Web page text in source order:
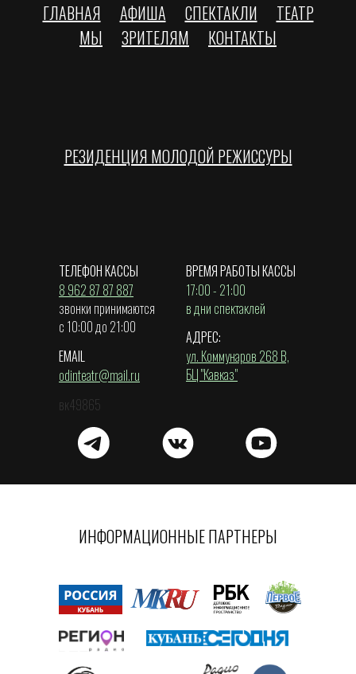
ГЛАВНАЯ АФИША СПЕКТАКЛИ
ТЕАТР
МЫ
ЗРИТЕЛЯМ КОНТАКТЫ
РЕЗИДЕНЦИЯ МОЛОДОЙ РЕЖИССУРЫ
8 962 87 87 887
звонки принимаются
с 10:00 до 21:00
17:00 - 21:00
в дни спектаклей
odinteatr@mail.ru
вк49865
ул. Коммунаров 268 В,
БЦ "Кавказ"
ТЕЛЕФОН КАССЫ ВРЕМЯ РАБОТЫ КАССЫ
EMAIL
АДРЕС:
ИНФОРМАЦИОННЫЕ ПАРТНЕРЫ